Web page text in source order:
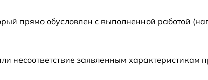
от 60 мин
прямо обусловлен с выполненной работой
несоответствие заявленным характеристикам